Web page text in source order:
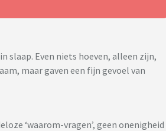
slaap. Even niets hoeven, alleen zijn,
maar gaven een fijn gevoel van
‘waarom-vragen’, geen onenigheid